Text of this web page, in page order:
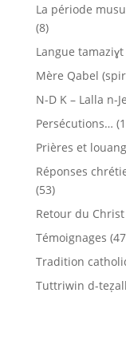
La période
(8)
Langue
Mère Qabel
N-D K – Lalla n-
Persécutions…
Prières et
Réponses
(53)
Retour du Christ
Témoignages
Tradition
Tuttriwin d-